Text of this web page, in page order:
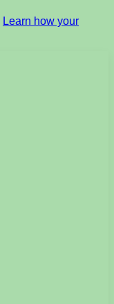
Learn how your